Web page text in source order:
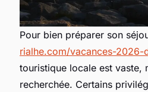
Pour bien préparer son
rialhe.com/vacances-
touristique locale est vaste,
recherchée. Certains